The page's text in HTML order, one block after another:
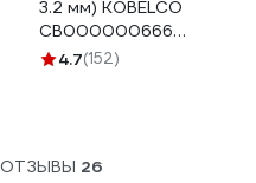
3.2 мм) KOBELCO
СВ000000666
СВО00000666
4.7(152)
ОТЗЫВЫ 26